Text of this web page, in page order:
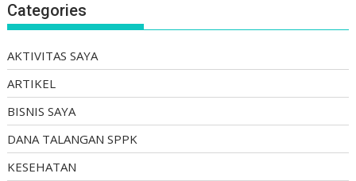
Categories
AKTIVITAS SAYA
ARTIKEL
BISNIS SAYA
DANA TALANGAN SPPK
KESEHATAN